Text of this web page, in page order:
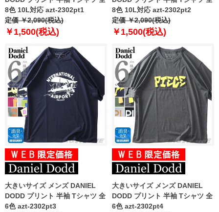
8色 10L対応 azt-2302pt1
定価 ￥2,090(税込)
￥1,500(税込)
8色 10L対応 azt-2302pt2
定価 ￥2,090(税込)
￥1,500(税込)
大きいサイズ メンズ DANIEL
DODD プリント 半袖 Tシャツ 全
6色 azt-2302pt3
大きいサイズ メンズ DANIEL
DODD プリント 半袖 Tシャツ 全
6色 azt-2302pt4